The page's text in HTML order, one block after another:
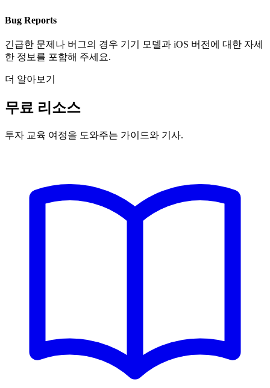
Bug Reports
긴급한 문제나 버그의 경우 기기 모델과 iOS 버전에 대한 자세
한 정보를 포함해 주세요.
더 알아보기
무료 리소스
투자 교육 여정을 도와주는 가이드와 기사.